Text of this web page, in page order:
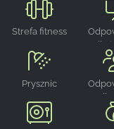
zewnątrz
Strefa fitness
dla
Prysznic